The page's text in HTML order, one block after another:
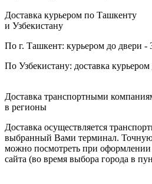
Доставка курьером по Ташкенту
и Узбекистану
По г. Ташкент: курьером до двери -
По Узбекистану: доставка
Доставка транспортными
в регионы
Доставка осуществляется
выбранный Вами терминал. Точную
можно посмотреть при оформлении
сайта (во время выбора города в